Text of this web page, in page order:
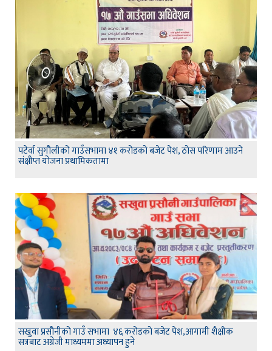
पटेर्वा सुगौलीको गाउँसभामा ४१ करोडको बजेट पेश, ठोस परिणाम आउने
संक्षीप्त योजना प्रथामिकतामा
सखुवा प्रसौनीको गाउँ सभामा ४६ करोडको बजेट पेश,आगामी शैक्षीक
सत्रबाट अग्रेजी माध्यममा अध्यापन हुने